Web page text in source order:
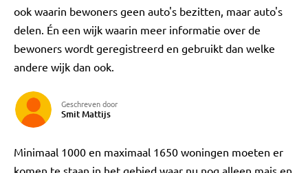
ook waarin bewoners geen auto's bezitten, maar auto's
delen. Én een wijk waarin meer informatie over de
bewoners wordt geregistreerd en gebruikt dan welke
andere wijk dan ook.
Geschreven door
Smit Mattijs
Minimaal 1000 en maximaal 1650 woningen moeten er
komen te staan in het gebied waar nu nog alleen mais en